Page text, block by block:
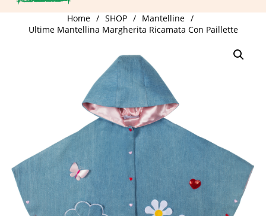
Home / SHOP / Mantelline /
Ultime Mantellina Margherita Ricamata Con Paillette